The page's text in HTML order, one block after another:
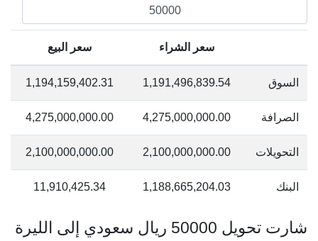
سعر الشراء سعر البيع
السوق 1,191,496,839.54
1,194,159,402.31
الصرافة 4,275,000,000.00
4,275,000,000.00
التحويلات 2,100,000,000.00
2,100,000,000.00
البنك 1,188,665,204.03
11,910,425.34
شارت تحويل 50000 ريال سعودي إلى الليرة